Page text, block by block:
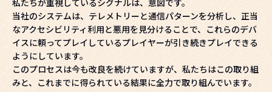
私たちが重視しているシグナルは、意図です。
当社のシステムは、テレメトリーと通信パターンを分析し、正当
なアクセシビリティ利用と悪用を見分けることで、これらのデバ
イスに頼ってプレイしているプレイヤーが引き続きプレイできる
ようにしています。
このプロセスは今も改良を続けていますが、私たちはこの取り組
みと、これまでに得られている結果に全力で取り組んでいます。